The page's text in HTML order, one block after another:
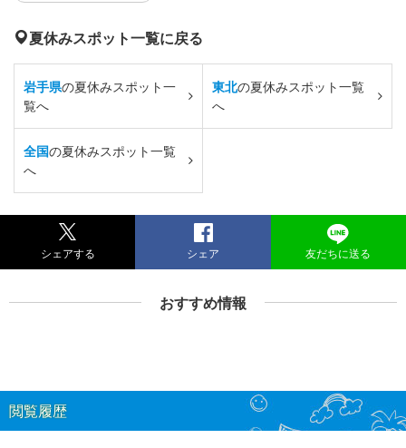
夏休みスポット一覧に戻る
岩手県の夏休みスポット一
覧へ
東北の夏休みスポット一覧
へ
全国の夏休みスポット一覧
へ
シェアする シェア 友だちに送る
おすすめ情報
閲覧履歴